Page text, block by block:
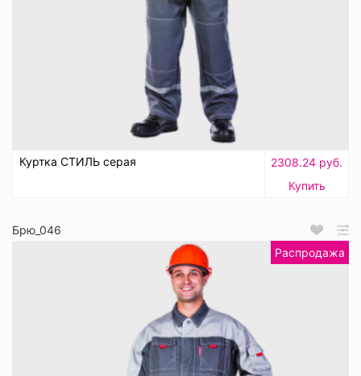
Куртка СТИЛЬ серая
2308.24 руб.
Купить
Брю_046
Распродажа